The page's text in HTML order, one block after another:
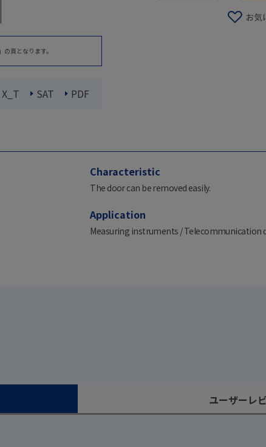
頁となります。
X_T SAT PDF
Characteristic
The door can be removed easily.
Application
Measuring instruments / Telecommunication
ユーザーレ